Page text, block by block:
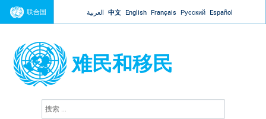
Jump to navigation
联合国 العربية 中文 English Français Русский Español
难民和移民
搜
索